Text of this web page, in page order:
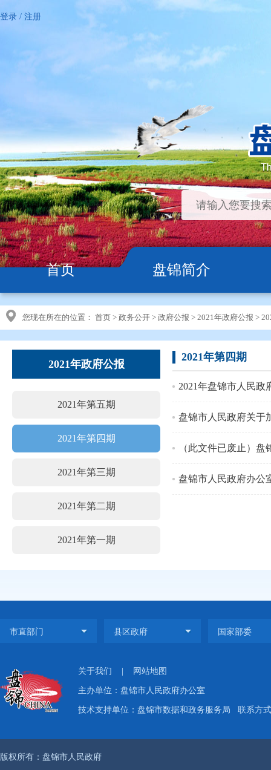
登录 / 注册
首页 盘锦简介
您现在所在的位置： 首页 > 政务公开 > 政府公报 > 2021年政府公报 >
2021年政府公报
2021年第五期
2021年第四期
2021年第三期
2021年第二期
2021年第一期
2021年第四期
2021年盘锦市人民政
盘锦市人民政府关于
盘锦市人民政府办公
关于我们 网站地图
主办单位：盘锦市人民政府办公室
技术支持单位：盘锦市数据和政务服务局 联系方
版权所有：盘锦市人民政府